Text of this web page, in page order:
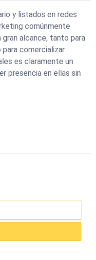
y listados en redes
comúnmente
alcance, tanto para
comercializar
es claramente un
presencia en ellas sin